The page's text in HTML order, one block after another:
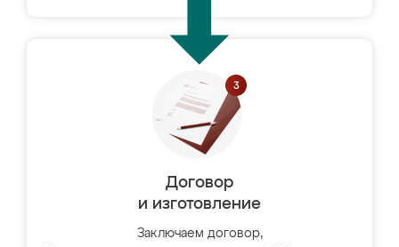
Договор
и изготовление
Заключаем договор,